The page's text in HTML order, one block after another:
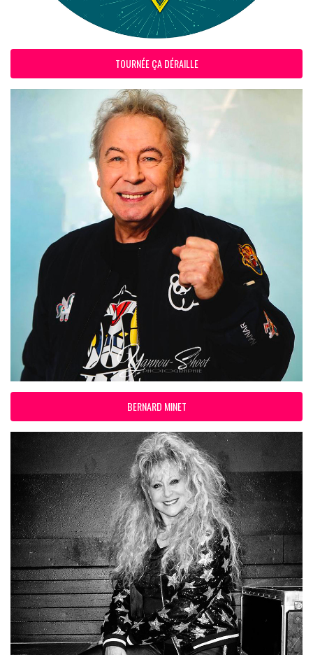
TOURNÉE ÇA DÉRAILLE
BERNARD MINET